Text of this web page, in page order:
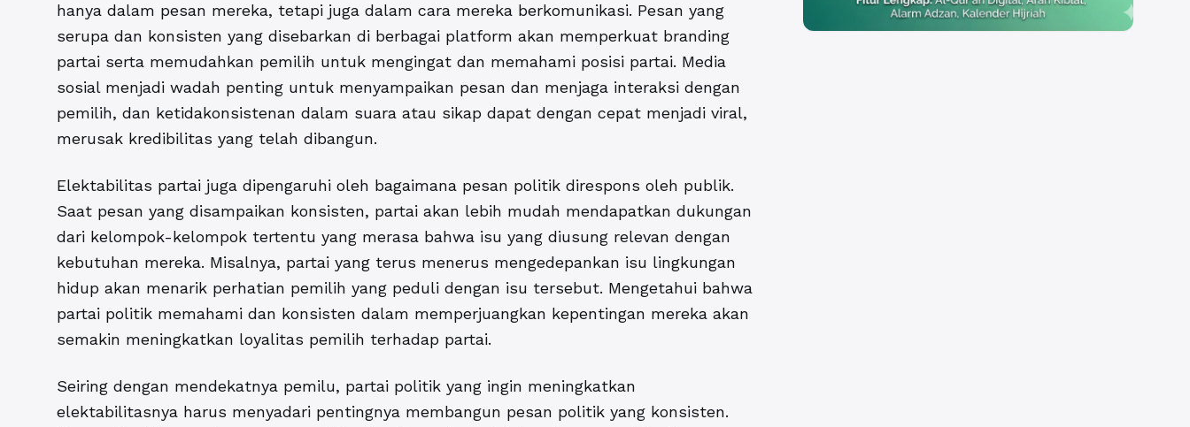
hanya dalam pesan mereka, tetapi juga dalam cara mereka berkomunikasi. Pesan yang
serupa dan konsisten yang disebarkan di berbagai platform akan memperkuat branding
partai serta memudahkan pemilih untuk mengingat dan memahami posisi partai. Media
sosial menjadi wadah penting untuk menyampaikan pesan dan menjaga interaksi dengan
pemilih, dan ketidakonsistenan dalam suara atau sikap dapat dengan cepat menjadi viral,
merusak kredibilitas yang telah dibangun.
Elektabilitas partai juga dipengaruhi oleh bagaimana pesan politik direspons oleh publik.
Saat pesan yang disampaikan konsisten, partai akan lebih mudah mendapatkan dukungan
dari kelompok-kelompok tertentu yang merasa bahwa isu yang diusung relevan dengan
kebutuhan mereka. Misalnya, partai yang terus menerus mengedepankan isu lingkungan
hidup akan menarik perhatian pemilih yang peduli dengan isu tersebut. Mengetahui bahwa
partai politik memahami dan konsisten dalam memperjuangkan kepentingan mereka akan
semakin meningkatkan loyalitas pemilih terhadap partai.
Seiring dengan mendekatnya pemilu, partai politik yang ingin meningkatkan
elektabilitasnya harus menyadari pentingnya membangun pesan politik yang konsisten.